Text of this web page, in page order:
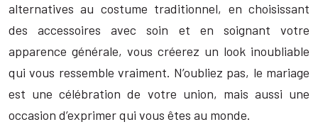
alternatives au costume traditionnel, en choisissant
des accessoires avec soin et en soignant votre
apparence générale, vous créerez un look inoubliable
qui vous ressemble vraiment. N’oubliez pas, le mariage
est une célébration de votre union, mais aussi une
occasion d’exprimer qui vous êtes au monde.